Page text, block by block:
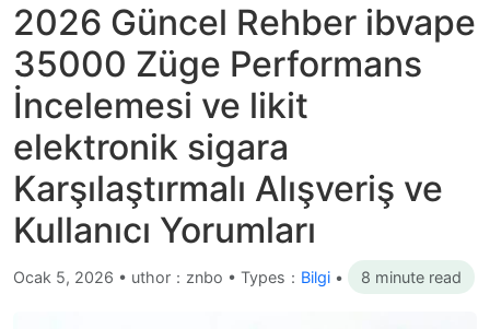
2026 Güncel Rehber ibvape
35000 Züge Performans
İncelemesi ve likit
elektronik sigara
Karşılaştırmalı Alışveriş ve
Kullanıcı Yorumları
Ocak 5, 2026 • uthor：znbo • Types： Bilgi • 8 minute read